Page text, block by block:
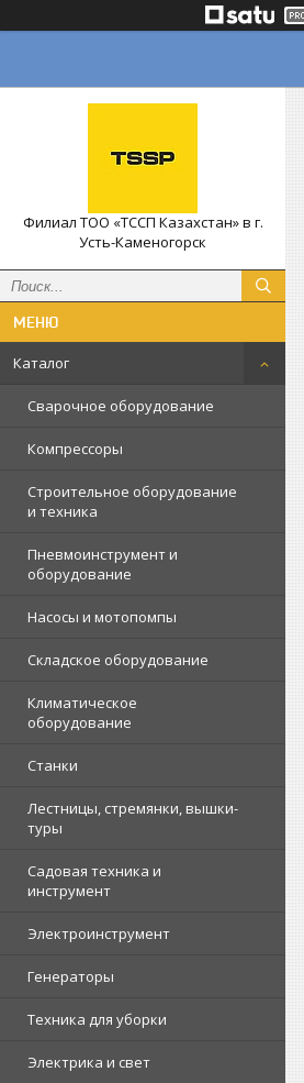
Филиал ТОО «ТССП Казахстан» в г.
Усть-Каменогорск
Каталог
Сварочное оборудование
Компрессоры
Строительное оборудование
и техника
Пневмоинструмент и
оборудование
Насосы и мотопомпы
Складское оборудование
Климатическое
оборудование
Станки
Лестницы, стремянки, вышки-
туры
Садовая техника и
инструмент
Электроинструмент
Генераторы
Техника для уборки
Электрика и свет